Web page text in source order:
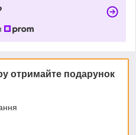
отримайте подарунок